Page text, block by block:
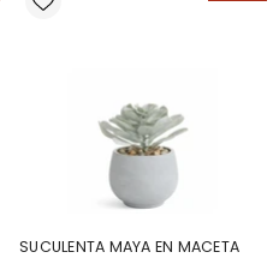
SUCULENTA MAYA EN MACETA